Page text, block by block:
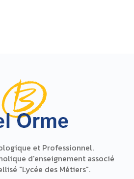
et Professionnel.
d'enseignement associé
"Lycée des Métiers".